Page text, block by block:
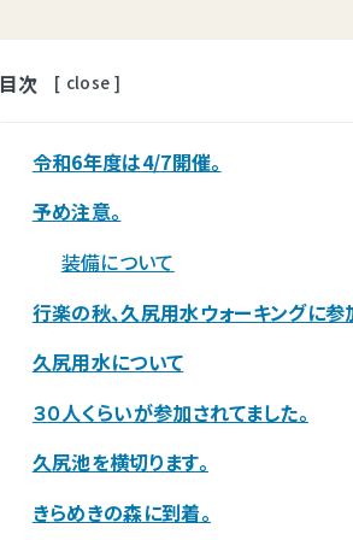
目次 [ close ]
令和6年度は4/7開催。
予め注意。
装備について
行楽の秋、久尻用水ウォーキングに参
久尻用水について
３０人くらいが参加されてました。
久尻池を横切ります。
きらめきの森に到着。